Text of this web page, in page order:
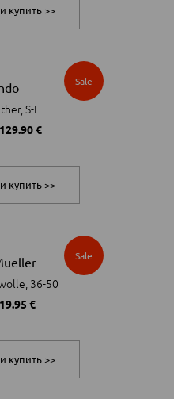
купить >>
S-L
129.90 €
купить >>
Sale
36-50
19.95 €
купить >>
Sale